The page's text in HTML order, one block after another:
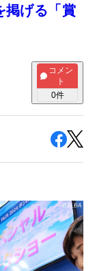
掲げる「賞
コメン
ト
0件